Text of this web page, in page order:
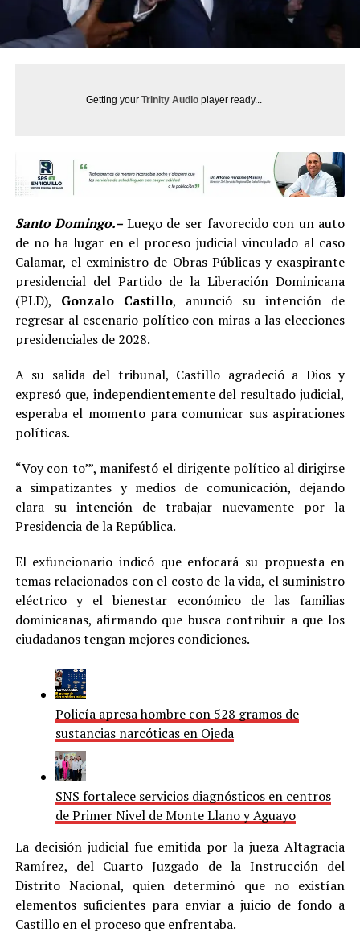
Getting your Trinity Audioplayer ready...
Santo Domingo.– Luego de ser favorecido con un auto
de no ha lugar en el proceso judicial vinculado al caso
Calamar, el exministro de Obras Públicas y exaspirante
presidencial del Partido de la Liberación Dominicana
(PLD), Gonzalo Castillo, anunció su intención de
regresar al escenario político con miras a las elecciones
presidenciales de 2028.
A su salida del tribunal, Castillo agradeció a Dios y
expresó que, independientemente del resultado judicial,
esperaba el momento para comunicar sus aspiraciones
políticas.
“Voy con to’”, manifestó el dirigente político al dirigirse
a simpatizantes y medios de comunicación, dejando
clara su intención de trabajar nuevamente por la
Presidencia de la República.
El exfuncionario indicó que enfocará su propuesta en
temas relacionados con el costo de la vida, el suministro
eléctrico y el bienestar económico de las familias
dominicanas, afirmando que busca contribuir a que los
ciudadanos tengan mejores condiciones.
Policía apresa hombre con 528 gramos de
sustancias narcóticas en Ojeda
SNS fortalece servicios diagnósticos en centros
de Primer Nivel de Monte Llano y Aguayo
La decisión judicial fue emitida por la jueza Altagracia
Ramírez, del Cuarto Juzgado de la Instrucción del
Distrito Nacional, quien determinó que no existían
elementos suficientes para enviar a juicio de fondo a
Castillo en el proceso que enfrentaba.